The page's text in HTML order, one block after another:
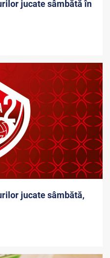
jucate sâmbătă în
jucate sâmbătă,